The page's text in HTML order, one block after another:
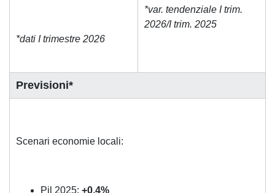
*dati I trimestre 2026
*var. tendenziale I trim.
2026/I trim. 2025
Previsioni*
Scenari economie locali:
Pil 2025: +0,4%